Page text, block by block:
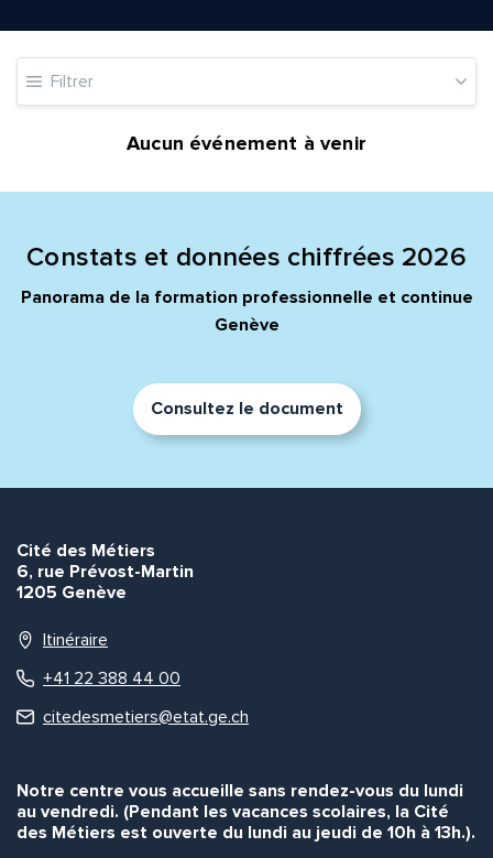
Filtrer
Aucun événement à venir
Constats et données chiffrées 2026
Panorama de la formation professionnelle et continue
Genève
Consultez le document
Cité des Métiers
6, rue Prévost-Martin
1205 Genève
Itinéraire
+41 22 388 44 00
citedesmetiers@etat.ge.ch
Notre centre vous accueille sans rendez-vous du lundi
au vendredi. (Pendant les vacances scolaires, la Cité
des Métiers est ouverte du lundi au jeudi de 10h à 13h.).
Adresse e-mail*
Quelle est la pertinence de cette page?